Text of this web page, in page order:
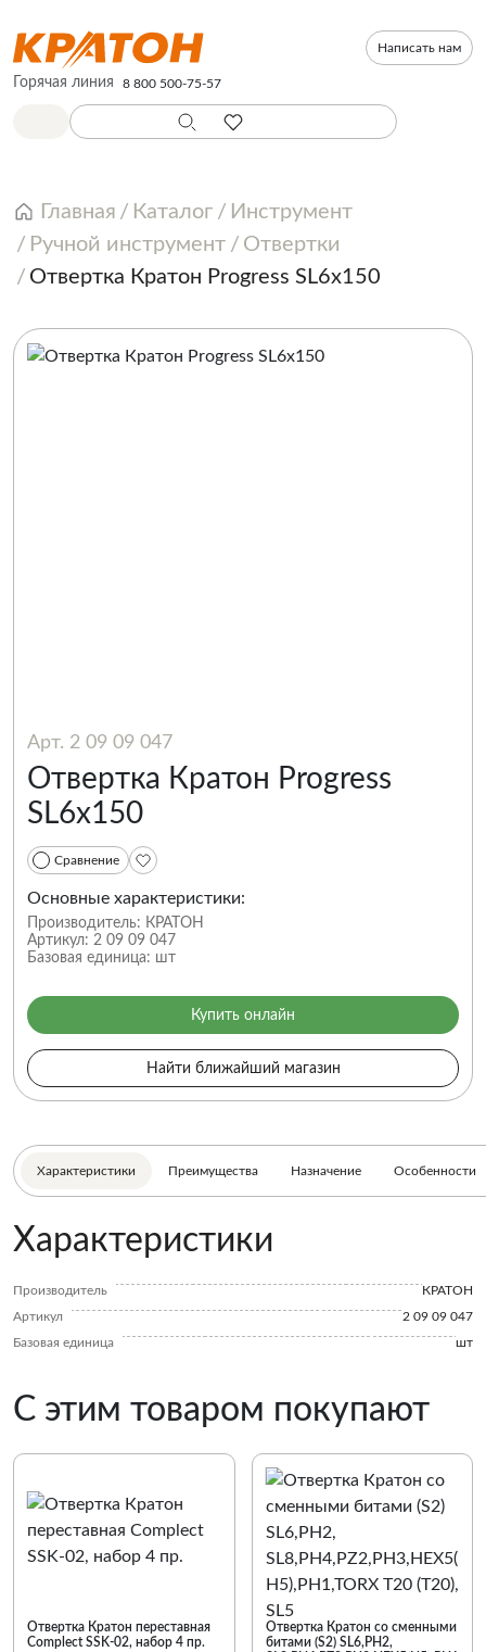
Написать нам
Горячая линия 8 800 500-75-57
Главная Каталог
Инструмент
Ручной инструмент
Отвертки
Отвертка Кратон Progress SL6х150
Арт. 2 09 09 047
Отвертка Кратон Progress
SL6х150
Сравнение
Основные характеристики:
Производитель: КРАТОН
Артикул: 2 09 09 047
Базовая единица: шт
Купить онлайн
Найти ближайший магазин
Характеристики Преимущества Назначение Особенности
Характеристики
Производитель
КРАТОН
Артикул
2 09 09 047
Базовая единица
шт
С этим товаром покупают
Отвертка Кратон переставная
Complect SSK-02, набор 4 пр.
Отвертка Кратон со сменными
битами (S2) SL6,PH2,